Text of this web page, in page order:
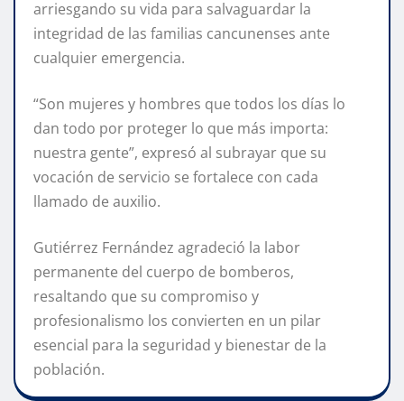
arriesgando su vida para salvaguardar la
integridad de las familias cancunenses ante
cualquier emergencia.
“Son mujeres y hombres que todos los días lo
dan todo por proteger lo que más importa:
nuestra gente”, expresó al subrayar que su
vocación de servicio se fortalece con cada
llamado de auxilio.
Gutiérrez Fernández agradeció la labor
permanente del cuerpo de bomberos,
resaltando que su compromiso y
profesionalismo los convierten en un pilar
esencial para la seguridad y bienestar de la
población.